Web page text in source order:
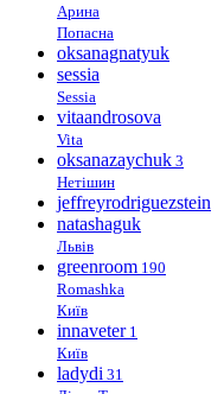
Арина
Попасна
oksanagnatyuk
sessia
Sessia
vitaandrosova
Vita
oksanazaychuk 3
Нетішин
jeffreyrodriguezstein
natashaguk
Львів
greenroom 190
Romashka
Київ
innaveter 1
Київ
ladydi 31